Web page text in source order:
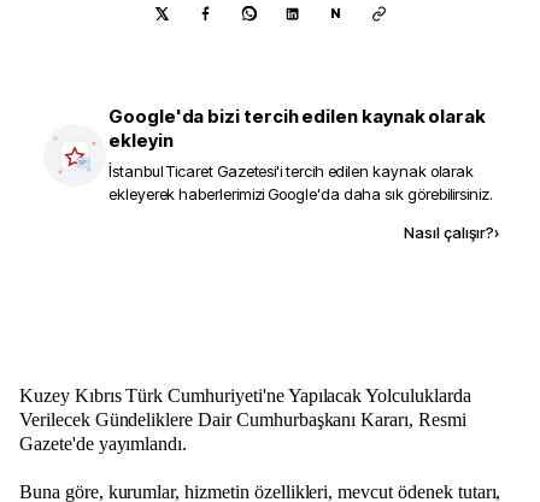
N
Google'da bizi tercih edilen kaynak olarak
ekleyin
İstanbul Ticaret Gazetesi'i tercih edilen kaynak olarak
ekleyerek haberlerimizi Google'da daha sık görebilirsiniz.
Nasıl çalışır?›
Kuzey Kıbrıs Türk Cumhuriyeti'ne Yapılacak Yolculuklarda
Verilecek Gündeliklere Dair Cumhurbaşkanı Kararı, Resmi
Gazete'de yayımlandı.
Buna göre, kurumlar, hizmetin özellikleri, mevcut ödenek tutarı,